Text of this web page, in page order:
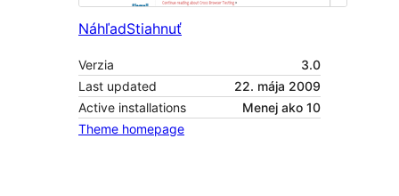
NáhľadStiahnuť
Verzia
3.0
Last updated
22. mája 2009
Active installations
Menej ako 10
Theme homepage